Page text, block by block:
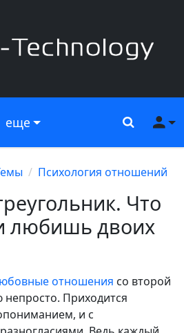
еще Поиск
Психология отношений
Что
любишь двоих
отношения со второй
непросто. Приходится
и с